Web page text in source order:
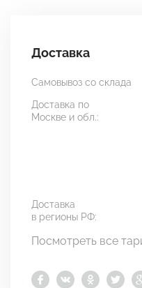
Доставка
Самовывоз со склада
Доставка по
Москве и обл.:
Доставка
в регионы РФ:
Посмотреть все